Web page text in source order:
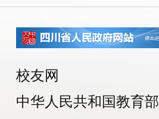
校友网
中华人民共和国教育部